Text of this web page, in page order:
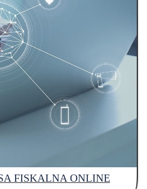
FISKALNA ONLINE